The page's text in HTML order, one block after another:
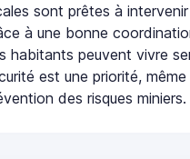
sont prêtes à
à une bonne
habitants peuvent vivre
est une priorité,
des risques miniers.